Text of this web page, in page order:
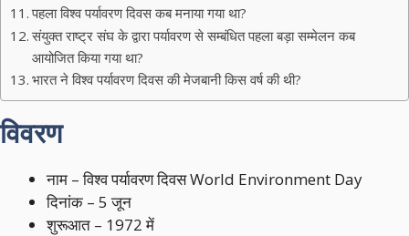
पहला विश्व पर्यावरण दिवस कब मनाया गया था?
संयुक्त राष्ट्र संघ के द्वारा पर्यावरण से सम्बंधित पहला बड़ा सम्मेलन कब
आयोजित किया गया था?
भारत ने विश्व पर्यावरण दिवस की मेजबानी किस वर्ष की थी?
विवरण
नाम – विश्व पर्यावरण दिवस World Environment Day
दिनांक – 5 जून
शुरूआत – 1972 में